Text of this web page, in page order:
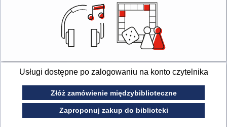
Usługi dostępne po zalogowaniu na konto czytelnika
Złóż zamówienie międzybiblioteczne
Zaproponuj zakup do biblioteki